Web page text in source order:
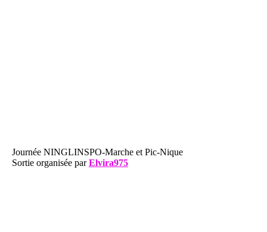
Journée NINGLINSPO-Marche et Pic-Nique
Sortie organisée parElvira975